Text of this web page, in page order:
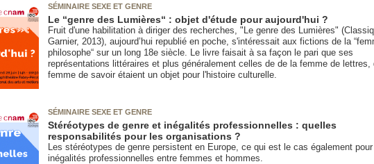
SÉMINAIRE SEXE ET GENRE
Le “genre des Lumières“ : objet d'étude pour aujourd'hui ?
Fruit d'une habilitation à diriger des recherches, "Le genre des Lumières"
Garnier, 2013), aujourd’hui republié en poche, s'intéressait aux fictions de la
philosophe“ sur un long 18e siècle. Le livre faisait à sa façon le pari que ses
représentations littéraires et plus généralement celles de de la femme de lettres,
femme de savoir étaient un objet pour l'histoire culturelle.
SÉMINAIRE SEXE ET GENRE
Stéréotypes de genre et inégalités professionnelles : quelles
responsabilités pour les organisations ?
Les stéréotypes de genre persistent en Europe, ce qui est le cas également
inégalités professionnelles entre femmes et hommes.